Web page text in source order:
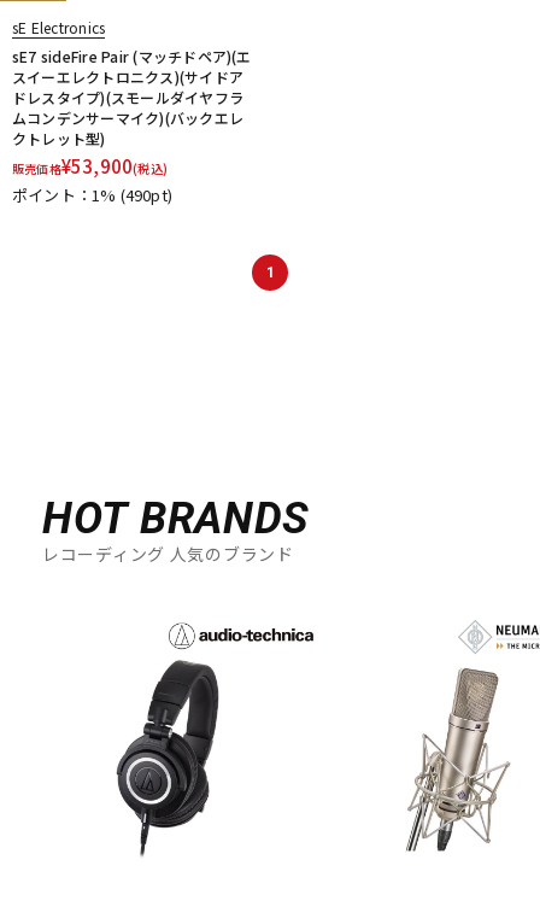
sE Electronics
sE7 sideFire Pair (マッチドペア)(エ
スイーエレクトロニクス)(サイドア
ドレスタイプ)(スモールダイヤフラ
ムコンデンサーマイク)(バックエレ
クトレット型)
販売価格¥53,900(税込)
ポイント：1% (490pt)
1
HOT BRANDS
レコーディング 人気のブランド